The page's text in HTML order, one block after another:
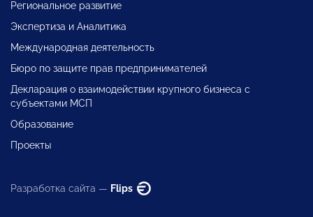
Региональное развитие
Экспертиза и Аналитика
Международная деятельность
Бюро по защите прав предпринимателей
Декларация о взаимодействии крупного бизнеса с
субъектами МСП
Образование
Проекты
Разработка сайта — Flips